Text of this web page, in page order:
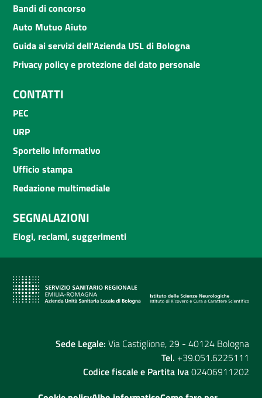
Bandi di concorso
Auto Mutuo Aiuto
Guida ai servizi dell'Azienda USL di Bologna
Privacy policy e protezione del dato personale
CONTATTI
PEC
URP
Sportello informativo
Ufficio stampa
Redazione multimediale
SEGNALAZIONI
Elogi, reclami, suggerimenti
Sede Legale: Via Castiglione, 29 - 40124 Bologna
Tel. +39.051.6225111
Codice fiscale e Partita Iva02406911202